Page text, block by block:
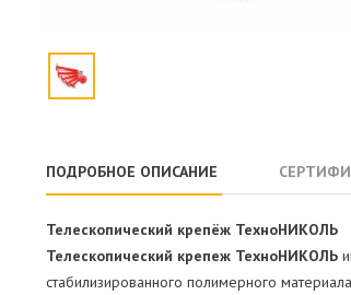
ПОДРОБНОЕ ОПИСАНИЕ
Телескопический крепёж ТехноНИКОЛЬ
Телескопический крепеж ТехноНИКОЛЬ
стабилизированного полимерного